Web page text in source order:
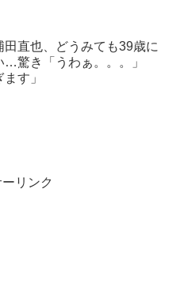
田直也、どうみても39歳に
…驚き「うわぁ。。。」
ます」
リンク